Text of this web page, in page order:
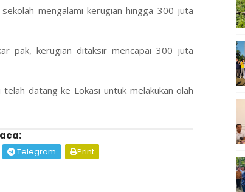
mengalami kerugian hingga 300 juta
pak, kerugian ditaksir mencapai 300 juta
datang ke Lokasi untuk melakukan olah
Telegram Print